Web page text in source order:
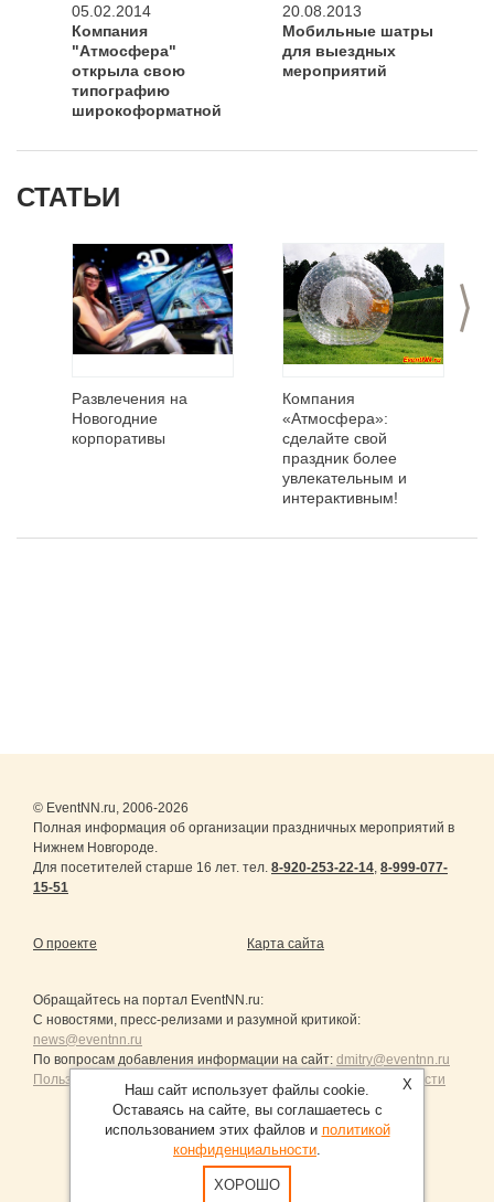
05.02.2014
Компания
"Атмосфера"
открыла свою
типографию
широкоформатной
20.08.2013
Мобильные шатры
для выездных
мероприятий
СТАТЬИ
>
Развлечения на
Новогодние
корпоративы
Компания
«Атмосфера»:
сделайте свой
праздник более
увлекательным и
интерактивным!
© EventNN.ru, 2006-2026
Полная информация об организации праздничных мероприятий в
Нижнем Новгороде.
Для посетителей старше 16 лет. тел. 8-920-253-22-14, 8-999-077-
15-51
О проекте Карта сайта
Обращайтесь на портал EventNN.ru:
С новостями, пресс-релизами и разумной критикой:
news@eventnn.ru
По вопросам добавления информации на сайт: dmitry@eventnn.ru
Пользовательское Соглашение и политика конфиденциальности
Продвижение сайтов Санкт-Петербург
X
Наш сайт использует файлы cookie.
Оставаясь на сайте, вы соглашаетесь с
использованием этих файлов и политикой
конфиденциальности.
ХОРОШО